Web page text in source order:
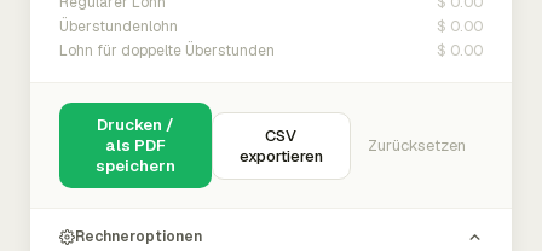
Überstundenlohn $ 0.00
Lohn für doppelte Überstunden $ 0.00
Drucken /
als PDF
speichern
CSV
exportieren
Zurücksetzen
Rechneroptionen